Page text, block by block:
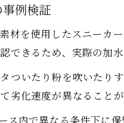
例検証
材を使用したスニーカ
できるため、実際の加
ついたり粉を吹いたり
劣化速度が異なることが
ス内で異なる条件下に